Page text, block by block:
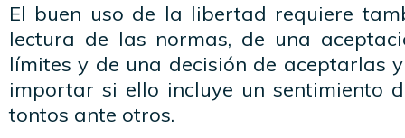
El buen uso de la libertad requiere
lectura de las normas, de una
límites y de una decisión de aceptarlas
importar si ello incluye un sentimiento
tontos ante otros.